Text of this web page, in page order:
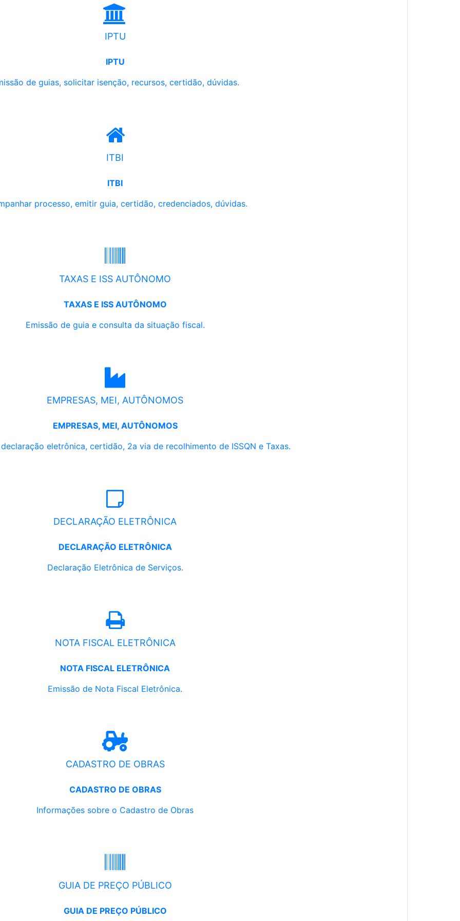
IPTU
IPTU
de guias, solicitar isenção, recursos, certidão, dúvidas.
ITBI
ITBI
processo, emitir guia, certidão, credenciados, dúvidas.
TAXAS E ISS AUTÔNOMO
TAXAS E ISS AUTÔNOMO
Emissão de guia e consulta da situação fiscal.
EMPRESAS, MEI, AUTÔNOMOS
EMPRESAS, MEI, AUTÔNOMOS
eletrônica, certidão, 2a via de recolhimento de ISSQN e Taxas.
DECLARAÇÃO ELETRÔNICA
DECLARAÇÃO ELETRÔNICA
Declaração Eletrônica de Serviços.
NOTA FISCAL ELETRÔNICA
NOTA FISCAL ELETRÔNICA
Emissão de Nota Fiscal Eletrônica.
CADASTRO DE OBRAS
CADASTRO DE OBRAS
Informações sobre o Cadastro de Obras
GUIA DE PREÇO PÚBLICO
GUIA DE PREÇO PÚBLICO